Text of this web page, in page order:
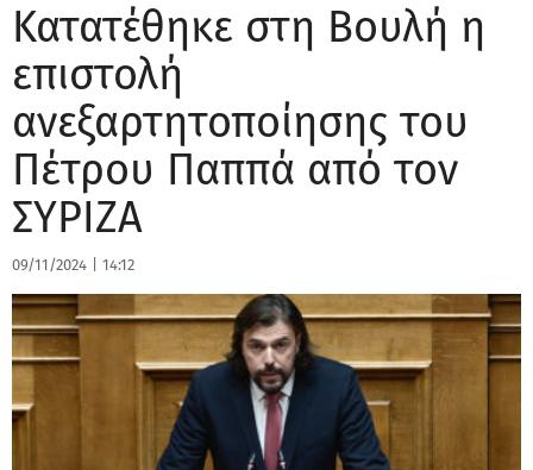
Κατατέθηκε στη Βουλή η
επιστολή
ανεξαρτητοποίησης του
Πέτρου Παππά από τον
ΣΥΡΙΖΑ
09/11/2024 14:12